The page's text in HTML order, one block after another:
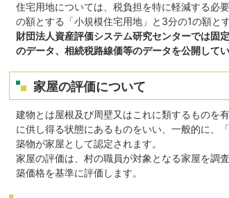
住宅用地については、税負担を特に軽減する必
の額とする「小規模住宅用地」と3分の1の額と
財団法人資産評価システム研究センターでは固
のデータ、相続税路線価等のデータを公開してい
家屋の評価について
建物とは屋根及び周壁又はこれに類するものを
に供し得る状態にあるものをいい、一般的に、
築物が家屋として認定されます。
家屋の評価は、村の職員が対象となる家屋を調
築価格を基準に評価します。